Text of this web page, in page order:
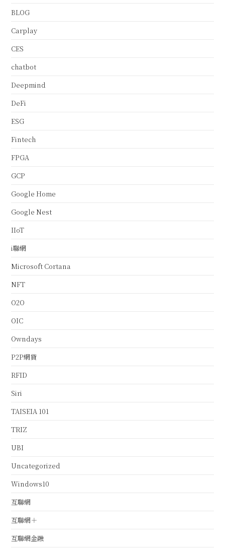
BLOG
Carplay
CES
chatbot
Deepmind
DeFi
ESG
Fintech
FPGA
GCP
Google Home
Google Nest
IIoT
i聯網
Microsoft Cortana
NFT
O2O
OIC
Owndays
P2P網貸
RFID
Siri
TAISEIA 101
TRIZ
UBI
Uncategorized
Windows10
互聯網
互聯網＋
互聯網金融